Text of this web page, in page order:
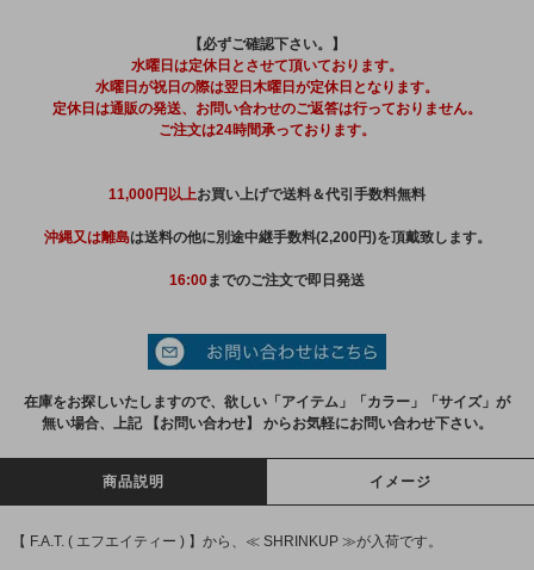
【必ずご確認下さい。】
水曜日は定休日とさせて頂いております。
水曜日が祝日の際は翌日木曜日が定休日となります。
定休日は通販の発送、お問い合わせのご返答は行っておりません。
ご注文は24時間承っております。
11,000円以上お買い上げで送料＆代引手数料無料
沖縄又は離島は送料の他に別途中継手数料(2,200円)を頂戴致します。
16:00までのご注文で即日発送
在庫をお探しいたしますので、欲しい「アイテム」「カラー」「サイズ」が
無い場合、上記 【お問い合わせ】 からお気軽にお問い合わせ下さい。
商品説明 イメージ
【 F.A.T. ( エフエイティー ) 】から、≪ SHRINKUP ≫が入荷です。